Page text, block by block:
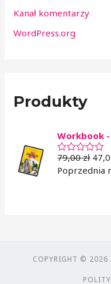
Kanał komentarzy
WordPress.org
Produkty
Workbook -
O
c
5
79,00zł
Poprzednia
COPYRIGHT © 2026